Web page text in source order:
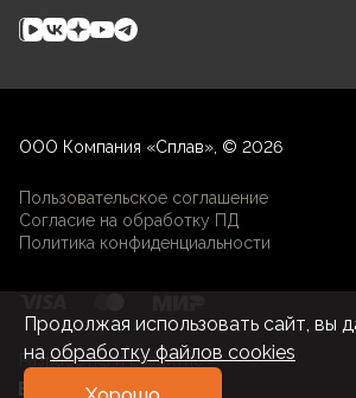
ООО Компания «Сплав», © 2026
Пользовательское соглашение
Согласие на обработку ПД
Политика конфиденциальности
Разработка и развитие
Продолжая использовать сайт, вы
на обработку файлов cookies